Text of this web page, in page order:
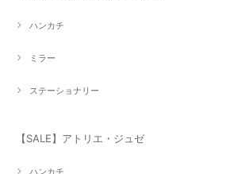
ハンカチ
ミラー
ステーショナリー
【SALE】アトリエ・ジュゼ
ハンカチ